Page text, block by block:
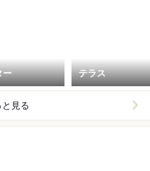
ー テラス
見る